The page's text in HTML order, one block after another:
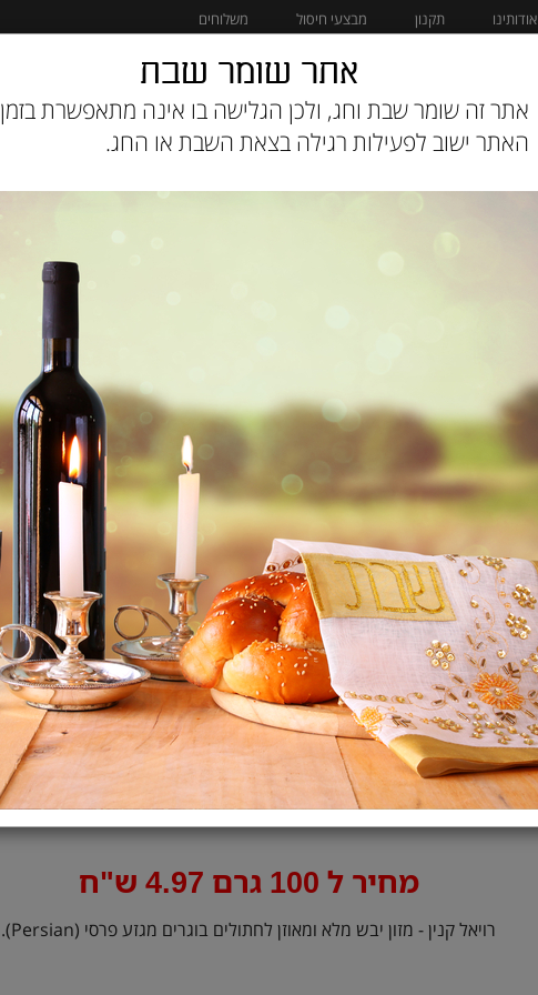
אודותינו תקנון מבצעי חיסול משלוחים
מוצרים לחתול מבצעי חיסול
מחיר: ₪219
מחיר מבצע: ₪199
משלוח חינם בקנייה מעל
אזל המלאי
הודיעו לי כשחוזר
מחיר ל 100 גרם 4.97 ש"ח
רויאל קנין - מזון יבש מלא ומאוזן לחתולים בוגרים מגזע פרסי (Persian).
אתר שומר שבת
אתר זה שומר שבת וחג, ולכן הגלישה בו אינה מתאפשרת
האתר ישוב לפעילות רגילה בצאת השבת או החג.